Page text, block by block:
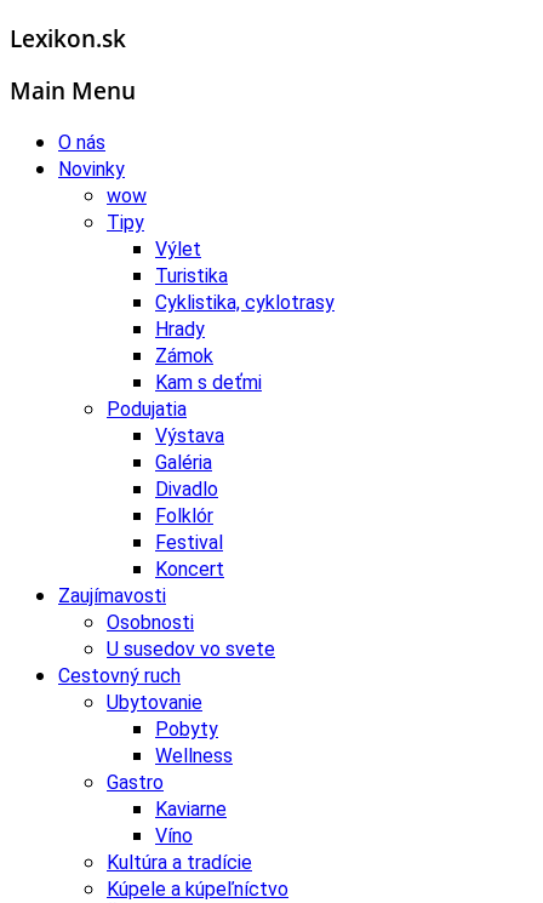
Lexikon.sk
Main Menu
O nás
Novinky
wow
Tipy
Výlet
Turistika
Cyklistika, cyklotrasy
Hrady
Zámok
Kam s deťmi
Podujatia
Výstava
Galéria
Divadlo
Folklór
Festival
Koncert
Zaujímavosti
Osobnosti
U susedov vo svete
Cestovný ruch
Ubytovanie
Pobyty
Wellness
Gastro
Kaviarne
Víno
Kultúra a tradície
Kúpele a kúpeľníctvo